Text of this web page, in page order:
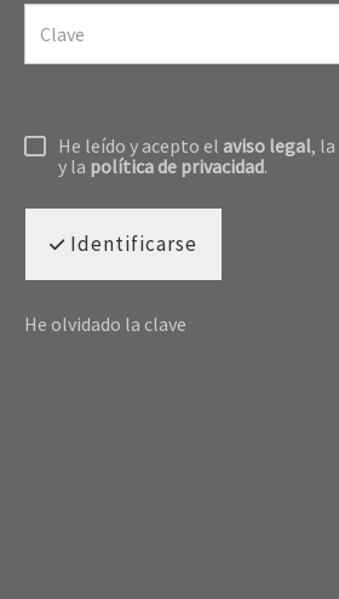
He leído y acepto el aviso legal, la
y la política de privacidad.
Identificarse
He olvidado la clave